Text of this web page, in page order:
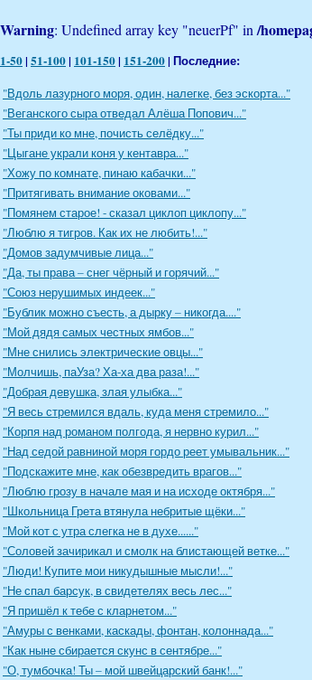
Warning: Undefined array key "neuerPf" in /
1-50| 51-100| 101-150| 151-200| Последние:
"Вдоль лазурного моря, один, налегке, без эскорта..."
"Веганского сыра отведал Алёша Попович..."
"Ты приди ко мне, почисть селёдку..."
"Цыгане украли коня у кентавра..."
"Хожу по комнате, пинаю кабачки..."
"Притягивать внимание оковами..."
"Помянем старое! - сказал циклоп циклопу..."
"Люблю я тигров. Как их не любить!..."
"Домов задумчивые лица..."
"Да, ты права – снег чёрный и горячий..."
"Союз нерушимых индеек..."
"Бублик можно съесть, а дырку – никогда...."
"Мой дядя самых честных ямбов..."
"Мне снились электрические овцы..."
"Молчишь, паУза? Ха-ха два раза!..."
"Добрая девушка, злая улыбка..."
"Я весь стремился вдаль, куда меня стремило..."
"Корпя над романом полгода, я нервно курил..."
"Над седой равниной моря гордо реет умывальник..."
"Подскажите мне, как обезвредить врагов..."
"Люблю грозу в начале мая и на исходе октября..."
"Школьница Грета втянула небритые щёки..."
"Мой кот с утра слегка не в духе......"
"Соловей зачирикал и смолк на блистающей ветке..."
"Люди! Купите мои никудышные мысли!..."
"Не спал барсук, в свидетелях весь лес..."
"Я пришёл к тебе с кларнетом..."
"Амуры с венками, каскады, фонтан, колоннада..."
"Как ныне сбирается скунс в сентябре..."
"О, тумбочка! Ты – мой швейцарский банк!..."